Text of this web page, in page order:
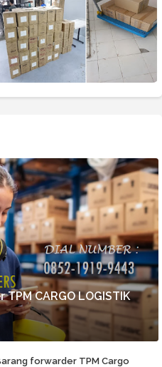
CARGO LOGISTIK
forwarder TPM Cargo